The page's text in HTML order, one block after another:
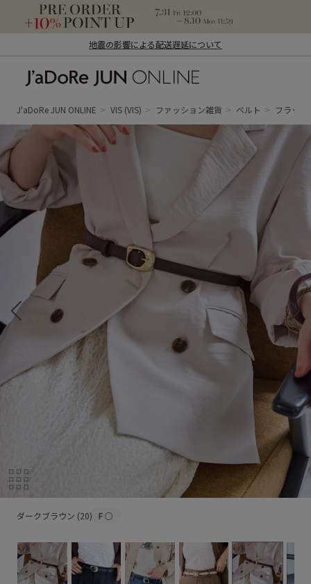
地震の影響による配送遅延について
ン オンライン）
J'aDoRe JUN ONLINE VIS (VIS) ファッション雑貨 ベルト フラッ
ダークブラウン (20) F○